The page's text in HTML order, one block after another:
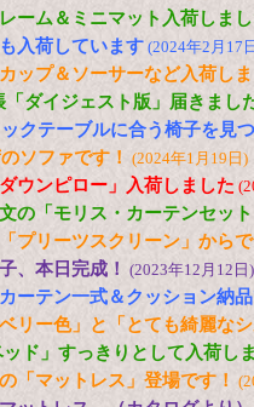
ーム＆ミニマット入荷しま
入荷しています (2024年2月17
ップ＆ソーサーなど入荷し
ダイジェスト版」届きまし
クテーブルに合う椅子を見
ソファです！ (2024年1月19日)
ウンピロー」入荷しました
の「モリス・カーテンセッ
プリーツスクリーン」から
、本日完成！ (2023年12月12日)
ーテン一式＆クッション納
ベリー色」と「とても綺麗な
ッド」すっきりとして入荷し
「マットレス」登場です！